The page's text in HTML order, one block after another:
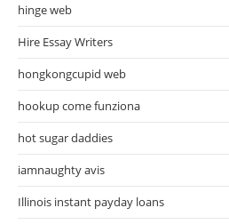
hinge web
Hire Essay Writers
hongkongcupid web
hookup come funziona
hot sugar daddies
iamnaughty avis
Illinois instant payday loans